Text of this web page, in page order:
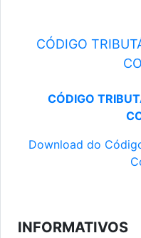
CÓDIGO
CÓDIGO
Download do
INFORMATIVOS